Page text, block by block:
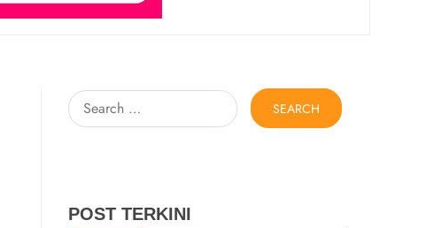
Search
for:
POST TERKINI